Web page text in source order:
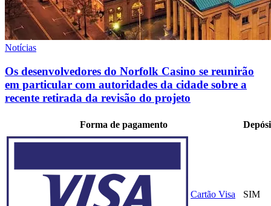
Notícias
Os desenvolvedores do Norfolk Casino se reunirão
em particular com autoridades da cidade sobre a
recente retirada da revisão do projeto
Forma de pagamento
Cartão Visa SIM